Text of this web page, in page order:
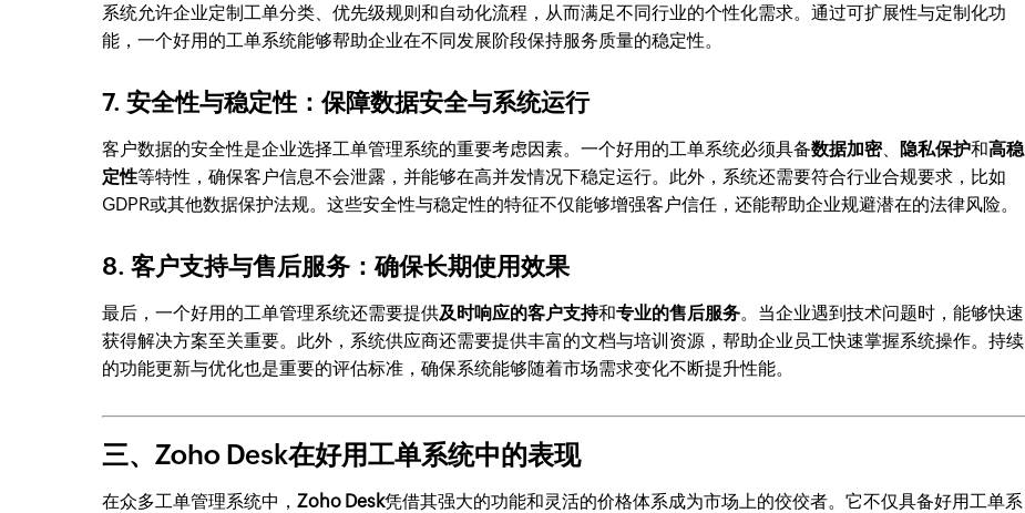
系统允许企业定制工单分类、优先级规则和自动化流程，从而满足不同行业的个性化需求。通过可扩展性与定制化功
能，一个好用的工单系统能够帮助企业在不同发展阶段保持服务质量的稳定性。
7. 安全性与稳定性：保障数据安全与系统运行
客户数据的安全性是企业选择工单管理系统的重要考虑因素。一个好用的工单系统必须具备数据加密、 隐私保护和高稳
定性等特性，确保客户信息不会泄露，并能够在高并发情况下稳定运行。此外，系统还需要符合行业合规要求，比如
GDPR或其他数据保护法规。这些安全性与稳定性的特征不仅能够增强客户信任，还能帮助企业规避潜在的法律风险。
8. 客户支持与售后服务：确保长期使用效果
最后，一个好用的工单管理系统还需要提供及时响应的客户支持和专业的售后服务。当企业遇到技术问题时，能够快速
获得解决方案至关重要。此外，系统供应商还需要提供丰富的文档与培训资源，帮助企业员工快速掌握系统操作。持续
的功能更新与优化也是重要的评估标准，确保系统能够随着市场需求变化不断提升性能。
三、Zoho Desk在好用工单系统中的表现
在众多工单管理系统中， Zoho Desk凭借其强大的功能和灵活的价格体系成为市场上的佼佼者。它不仅具备好用工单系